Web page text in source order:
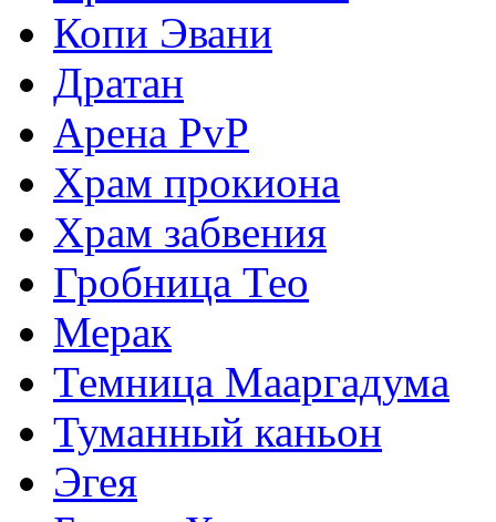
Копи Эвани
Дратан
Арена PvP
Храм прокиона
Храм забвения
Гробница Тео
Мерак
Темница Мааргадума
Туманный каньон
Эгея